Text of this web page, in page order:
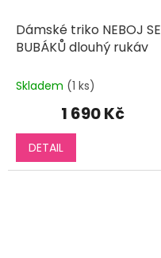
Dámské triko NEBOJ SE
BUBÁKŮ dlouhý rukáv
Skladem (1 ks)
1 690 Kč
DETAIL